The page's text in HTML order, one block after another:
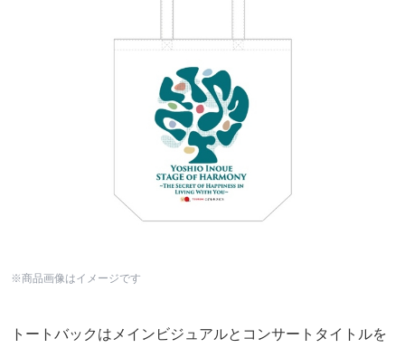
※商品画像はイメージです
トートバックはメインビジュアルとコンサートタイトルを